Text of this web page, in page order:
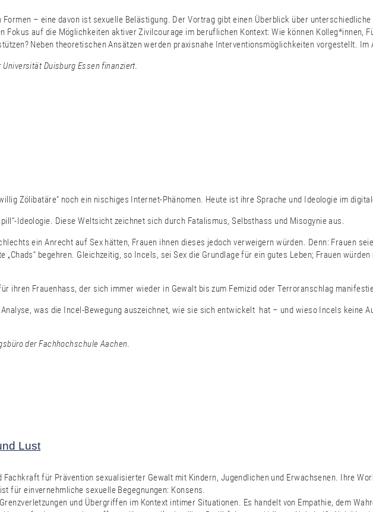
– eine davon ist sexuelle Belästigung. Der Vortrag gibt einen Überblick über
Fokus auf die Möglichkeiten aktiver Zivilcourage im beruflichen Kontext: Wie können Kolleg*innen,
Neben theoretischen Ansätzen werden praxisnahe Interventionsmöglichkeiten vorgestellt.
Duisburg Essen finanziert.
Zölibatäre“ noch ein nischiges Internet-Phänomen. Heute ist ihre Sprache und Ideologie im
Ideologie. Diese Weltsicht zeichnet sich durch Fatalismus, Selbsthass und Misogynie aus.
ein Anrecht auf Sex hätten, Frauen ihnen dieses jedoch verweigern würden. Denn: Frauen
begehren. Gleichzeitig, so Incels, sei Sex die Grundlage für ein gutes Leben; Frauen
ihren Frauenhass, der sich immer wieder in Gewalt bis zum Femizid oder Terroranschlag
was die Incel-Bewegung auszeichnet, wie sie sich entwickelt hat – und wieso Incels keine
der Fachhochschule Aachen.
Lust
für Prävention sexualisierter Gewalt mit Kindern, Jugendlichen und Erwachsenen. Ihre
für einvernehmliche sexuelle Begegnungen: Konsens.
und Übergriffen im Kontext intimer Situationen. Es handelt von Empathie, dem